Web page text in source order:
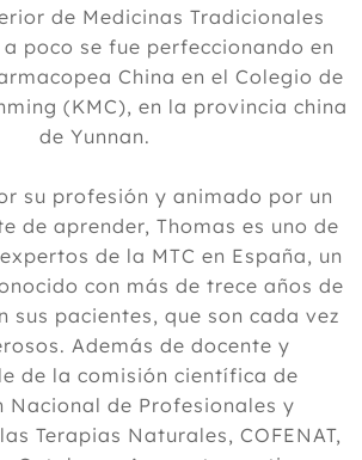
de Medicinas Tradicionales
poco se fue perfeccionando en
China en el Colegio de
(KMC), en la provincia china
de Yunnan.
su profesión y animado por un
de aprender, Thomas es uno de
de la MTC en España, un
con más de trece años de
sus pacientes, que son cada vez
Además de docente y
de la comisión científica de
Nacional de Profesionales y
Terapias Naturales, COFENAT,